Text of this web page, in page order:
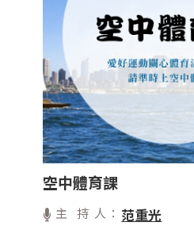
空中體育課
主 持 人： 范重光